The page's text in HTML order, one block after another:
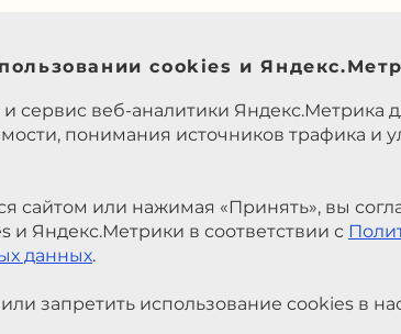
cookies и
сервис веб-аналитики Яндекс.Метрика
понимания источников трафика и
сайтом или нажимая «Принять», вы
и Яндекс.Метрики в соответствии с
данных.
запретить использование cookies в